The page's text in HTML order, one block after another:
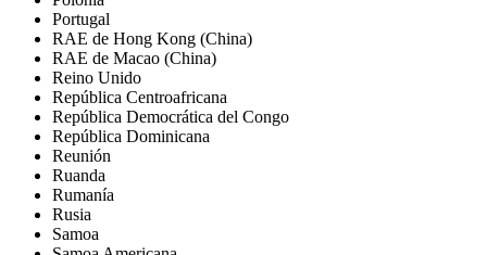
Portugal
RAE de Hong Kong (China)
RAE de Macao (China)
Reino Unido
República Centroafricana
República Democrática del Congo
República Dominicana
Reunión
Ruanda
Rumanía
Rusia
Samoa